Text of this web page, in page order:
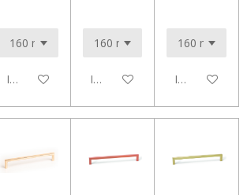
In winkelwagen In winkelwagen In